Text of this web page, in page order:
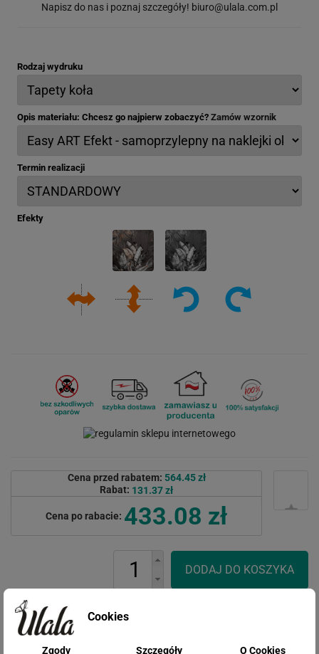
Napisz do nas i poznaj szczegóły! biuro@ulala.com.pl
Rodzaj wydruku
Opis materiału: Chcesz go najpierw zobaczyć? Zamów wzornik
Termin realizacji
Efekty
Cena przed rabatem: 564.45 zł
Rabat: 131.37 zł
Cena po rabacie: 433.08 zł
Cookies
Zgody Szczegóły O Cookies